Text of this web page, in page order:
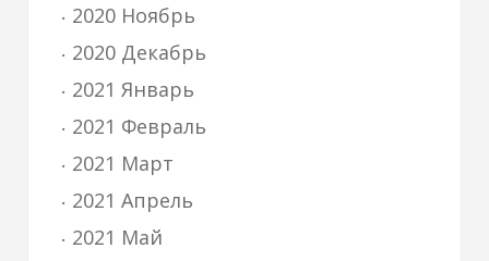
2020 Ноябрь
2020 Декабрь
2021 Январь
2021 Февраль
2021 Март
2021 Апрель
2021 Май